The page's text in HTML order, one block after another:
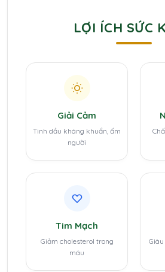
LỢI ÍCH SỨC
Giải Cảm
Tinh dầu kháng khuẩn, ấm
người
Tim Mạch
Giảm cholesterol trong
máu